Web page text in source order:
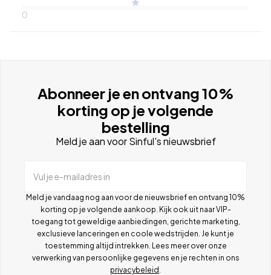
0
Abonneer je en ontvang 10%
korting op je volgende
bestelling
Meld je aan voor Sinful's nieuwsbrief
Vul je e-mailadres in
Meld je vandaag nog aan voor de nieuwsbrief en ontvang 10%
korting op je volgende aankoop. Kijk ook uit naar VIP-
toegang tot geweldige aanbiedingen, gerichte marketing,
exclusieve lanceringen en coole wedstrijden. Je kunt je
toestemming altijd intrekken. Lees meer over onze
verwerking van persoonlijke gegevens en je rechten in ons
privacybeleid